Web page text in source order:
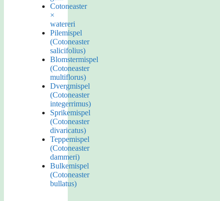
Cotoneaster
×
watereri
Pilemispel
(Cotoneaster
salicifolius)
Blomstermispel
(Cotoneaster
multiflorus)
Dvergmispel
(Cotoneaster
integerrimus)
Sprikemispel
(Cotoneaster
divaricatus)
Teppemispel
(Cotoneaster
dammeri)
Bulkemispel
(Cotoneaster
bullatus)